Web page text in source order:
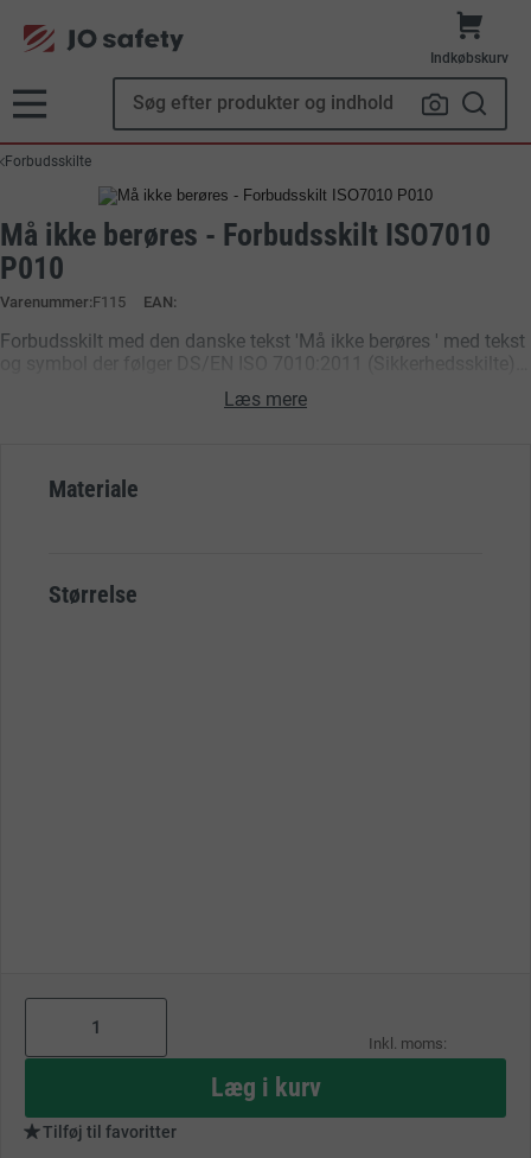
Indkøbskurv
Forbudsskilte
Må ikke berøres - Forbudsskilt ISO7010
P010
Varenummer F115 EAN:
Forbudsskilt med den danske tekst 'Må ikke berøres ' med tekst
og symbol der følger DS/EN ISO 7010:2011 (Sikkerhedsskilte),
samt forskrifter for sikkerhedsskilte, i henhold til
Arbejdstilsynets bekendtgørelse nr. 518
Læs mere
Materiale
Størrelse
low
Læg i kurv
Tilføj til favoritter